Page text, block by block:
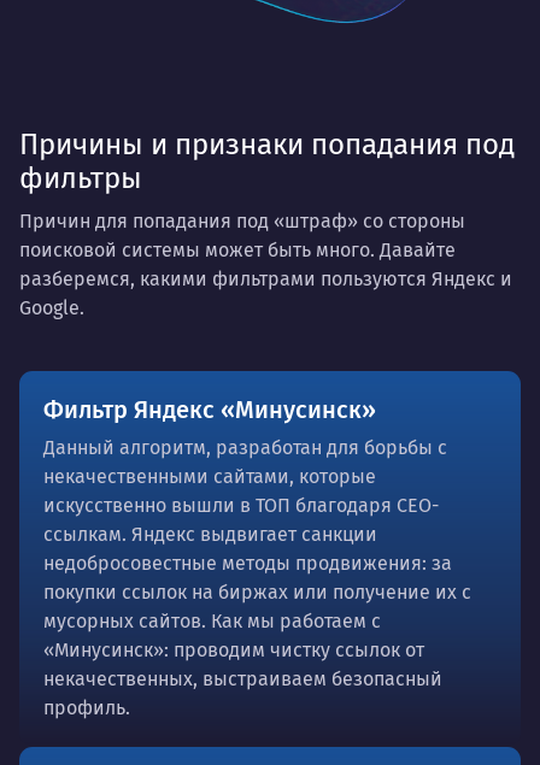
Причины и признаки попадания под
фильтры
Причин для попадания под «штраф» со стороны
поисковой системы может быть много. Давайте
разберемся, какими фильтрами пользуются Яндекс и
Google.
Фильтр Яндекс «Минусинск»
Данный алгоритм, разработан для борьбы с
некачественными сайтами, которые
искусственно вышли в ТОП благодаря СЕО-
ссылкам. Яндекс выдвигает санкции
недобросовестные методы продвижения: за
покупки ссылок на биржах или получение их с
мусорных сайтов. Как мы работаем с
«Минусинск»: проводим чистку ссылок от
некачественных, выстраиваем безопасный
профиль.